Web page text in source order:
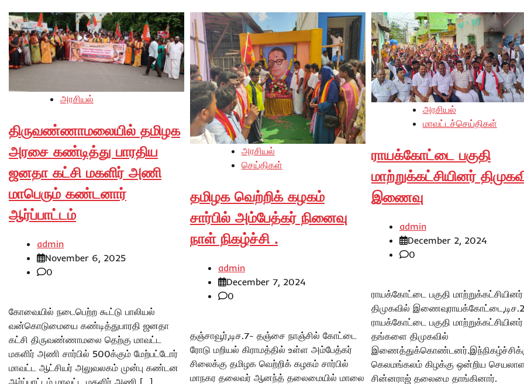
அரசியல்
திருவண்ணாமலையில் தமிழக
அரசை கண்டித்து பாரதிய
ஜனதா கட்சி மகளிர் அணி
மாபெரும் கண்டனார்
ஆர்ப்பாட்டம்
admin
November 6, 2025
0
கோவையில் நடைபெற்ற கூட்டு பாலியல்
வன்கொடுமையை கண்டித்துபாரதி ஜனதா
கட்சி திருவண்ணாமலை தெற்கு மாவட்ட
மகளிர் அணி சார்பில் 500க்கும் மேற்பட்டோர்
மாவட்ட ஆட்சியர் அலுவலகம் முன்பு கண்டன
ஆர்ப்பாட்டம் மாவட்ட மகளிர் அணி […]
அரசியல்
செய்திகள்
தமிழக வெற்றிக் கழகம்
சார்பில் அம்பேத்கர் நினைவு
நாள் நிகழ்ச்சி .
admin
December 7, 2024
0
தஞ்சாவூர்,டிச.7- தஞ்சை நாஞ்சில் கோட்டை
ரோடு மறியல் கிராமத்தில் உள்ள அம்பேத்கர்
சிலைக்கு தமிழக வெற்றிக் கழகம் சார்பில்
மாநகர தலைவர் ஆனந்த் தலைமையில் மாலை
அரசியல்
மாவட்டச்செய்திகள்
ராயக்கோட்டை பகுதி
மாற்றுக்கட்சியினர்
இணைவு
admin
December 2, 2024
0
ராயக்கோட்டை பகுதி மாற்றுக்கட்சியினர்
திமுகவில்
ராயக்கோட்டை பகுதி மாற்றுக்கட்சியினர்
தங்களை திமுகவில்
கெலமங்கலம் கிழக்கு ஒன்றிய
சின்னராஜ் தலைமை தாங்கினார்.